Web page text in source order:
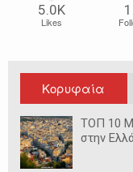
5.0Κ
Likes
Κορυφαία
ΤΟΠ 10
στην